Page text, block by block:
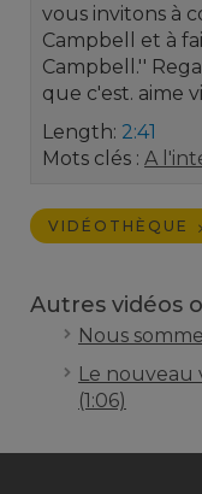
vous invitons à
Campbell et à
Campbell.''
que c'est. aime
Length: 2:41
Mots clés : A
VIDÉOTHÈQUE
Autres vidéos
Nous
Le nouveau
(1:06)